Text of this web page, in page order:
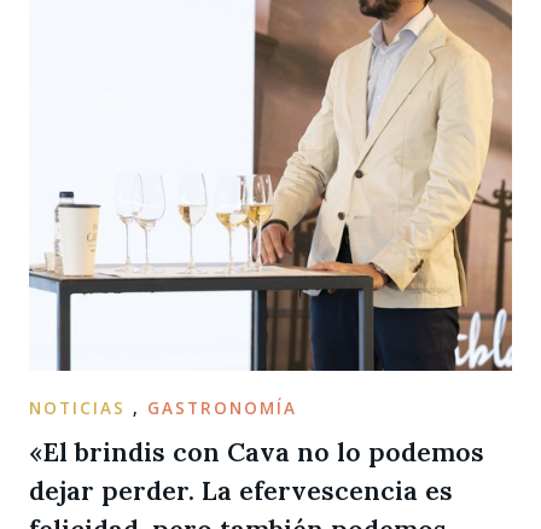
NOTICIAS , GASTRONOMÍA
«El brindis con Cava no lo podemos
dejar perder. La efervescencia es